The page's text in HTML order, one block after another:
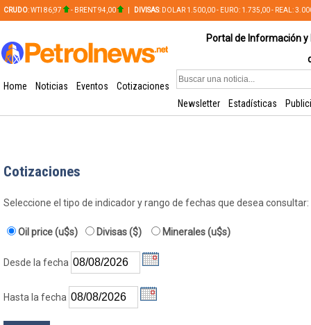
CRUDO: WTI 86,97 - BRENT 94,00 DIVISAS: DOLAR 1.500,00 - EURO: 1.735,00 - REAL:
Portal de Información
Home Noticias Eventos
Cotizaciones
Newsletter
Estadísticas
Cotizaciones
Seleccione el tipo de indicador y rango de fechas que desea consultar:
Oil price (u$s) Divisas ($) Minerales (u$s)
Desde la fecha
Hasta la fecha